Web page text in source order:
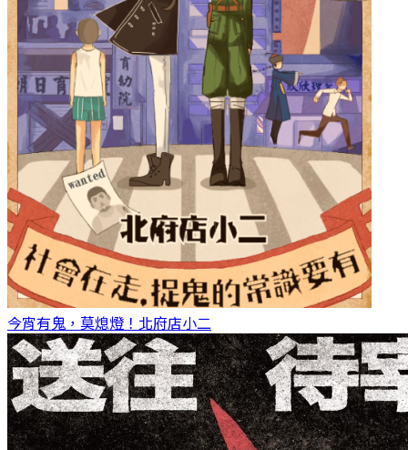
今宵有鬼，莫熄燈！ 北府店小二